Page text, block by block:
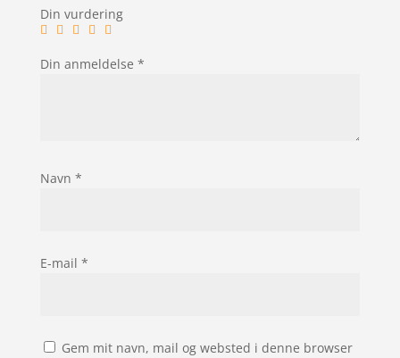
Din vurdering
Din anmeldelse *
Navn *
E-mail *
Gem mit navn, mail og websted i denne browser